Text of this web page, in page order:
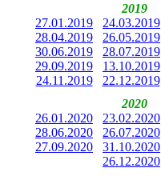
2019
27.01.2019
24.03.2019
28.04.2019
26.05.2019
30.06.2019
28.07.2019
29.09.2019
13.10.2019
24.11.2019
22.12.2019
2020
26.01.2020
23.02.2020
28.06.2020
26.07.2020
27.09.2020
31.10.2020
26.12.2020